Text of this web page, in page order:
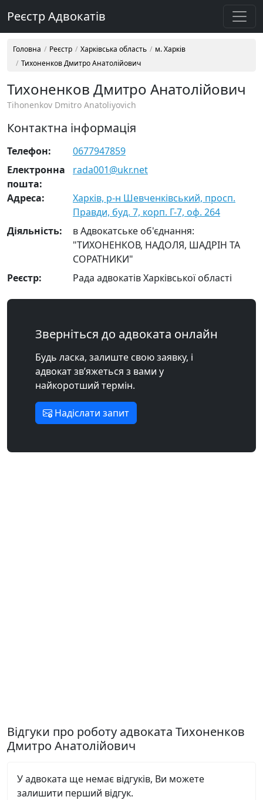
Реєстр Адвокатів
Головна Реєстр Харківська область
м. Харків
Тихоненков Дмитро Анатолійович
Тихоненков Дмитро Анатолійович
Tihonenkov Dmitro Anatoliyovich
Контактна інформація
Телефон:
0677947859
Електронна
пошта:
rada001@ukr.net
Адреса:
Харків, р-н Шевченківський, просп.
Правди, буд. 7, корп. Г-7, оф. 264
Діяльність:
в Адвокатське об'єднання:
"ТИХОНЕНКОВ, НАДОЛЯ, ШАДРІН ТА
СОРАТНИКИ"
Реєстр:
Рада адвокатів Харківської області
Зверніться до адвоката онлайн
Будь ласка, залиште свою заявку, і
адвокат зв’яжеться з вами у
найкоротший термін.
Надіслати запит
Відгуки про роботу адвоката Тихоненков
Дмитро Анатолійович
У адвоката ще немає відгуків, Ви можете
залишити перший відгук.